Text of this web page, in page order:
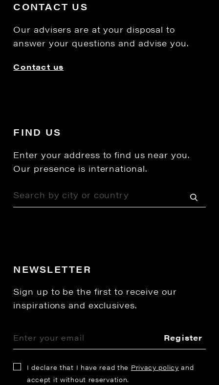
CONTACT US
Our advisers are at your disposal to
answer your questions and advise you.
Contact us
FIND US
Enter your address to find us near you.
Our presence is international.
NEWSLETTER
Sign up to be the first to receive our
inspirations and exclusives.
Register
I declare that I have read the Privacy policy and
accept it without reservation.